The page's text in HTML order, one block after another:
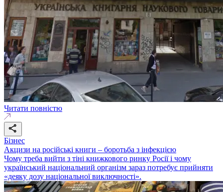
Читати повністю
Бізнес
Акцизи на російські книги – боротьба з інфекцією
Чому треба вийти з тіні книжкового ринку Росії і чому
український національний організм зараз потребує прийняти
«деяку дозу національної виключності».